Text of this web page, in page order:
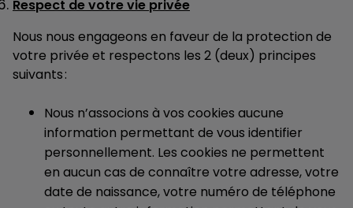
Respect de votre vie privée
Nous nous engageons en faveur de la protection de
votre privée et respectons les 2 (deux) principes
suivants :
Nous n’associons à vos cookies aucune
information permettant de vous identifier
personnellement. Les cookies ne permettent
en aucun cas de connaître votre adresse, votre
date de naissance, votre numéro de téléphone